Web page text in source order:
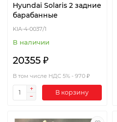
Hyundai Solaris 2 задние
барабанные
KIA-4-0037/1
В наличии
20355 ₽
В том числе НДС 5% - 970 ₽
В корзину